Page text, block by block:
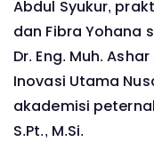
Abdul Syukur,
dan Fibra Yohana
Dr. Eng. Muh.
Inovasi Utama
akademisi
S.Pt., M.Si.